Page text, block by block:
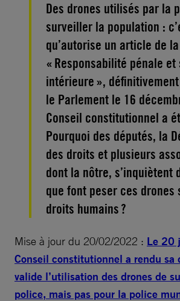
Des drones utilisés par la
surveiller la population :
qu’autorise un article de
« Responsabilité pénale
intérieure »,
le Parlement le 16
Conseil constitutionnel a
Pourquoi des députés, la
des droits et plusieurs
dont la nôtre, s’inquiètent
que font peser ces drones
droits humains ?
Mise à jour du 20/02/2022 : Le 20
Conseil constitutionnel a rendu sa
valide l’utilisation des drones de
police, mais pas pour la police